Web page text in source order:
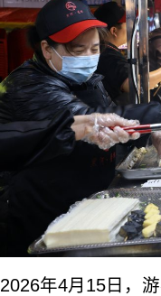
2026年4月15日，